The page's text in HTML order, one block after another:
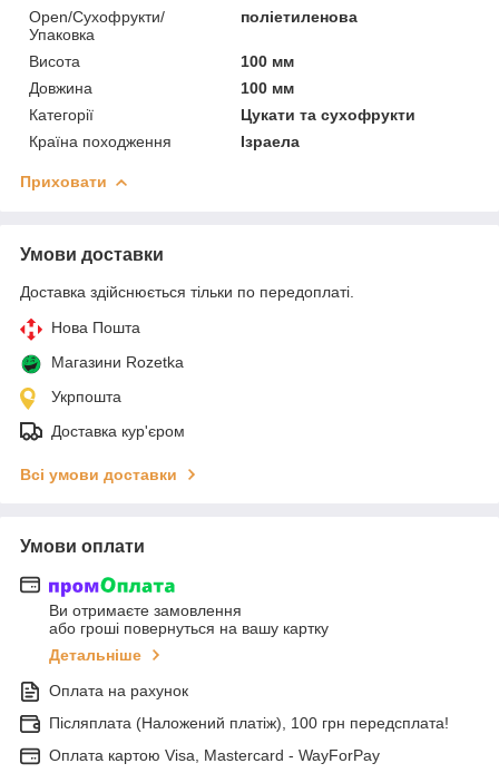
Open/Сухофрукти/
Упаковка
поліетиленова
Висота
100 мм
Довжина
100 мм
Категорії
Цукати та сухофрукти
Країна походження
Ізраела
Приховати
Умови доставки
Доставка здійснюється тільки по передоплаті.
Нова Пошта
Магазини Rozetka
Укрпошта
Доставка кур'єром
Всі умови доставки
Умови оплати
Ви отримаєте замовлення
або гроші повернуться на вашу картку
Детальніше
Оплата на рахунок
Післяплата (Наложений платіж), 100 грн передсплата!
Оплата картою Visa, Mastercard - WayForPay